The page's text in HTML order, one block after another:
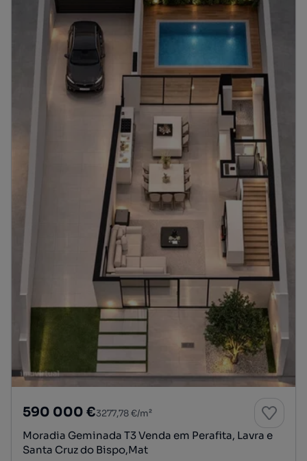
590 000 €3277,78 €/m²
Moradia Geminada T3 Venda em Perafita, Lavra e
Santa Cruz do Bispo,Mat